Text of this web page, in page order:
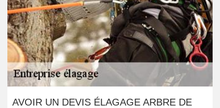
AVOIR UN DEVIS ÉLAGAGE ARBRE DE